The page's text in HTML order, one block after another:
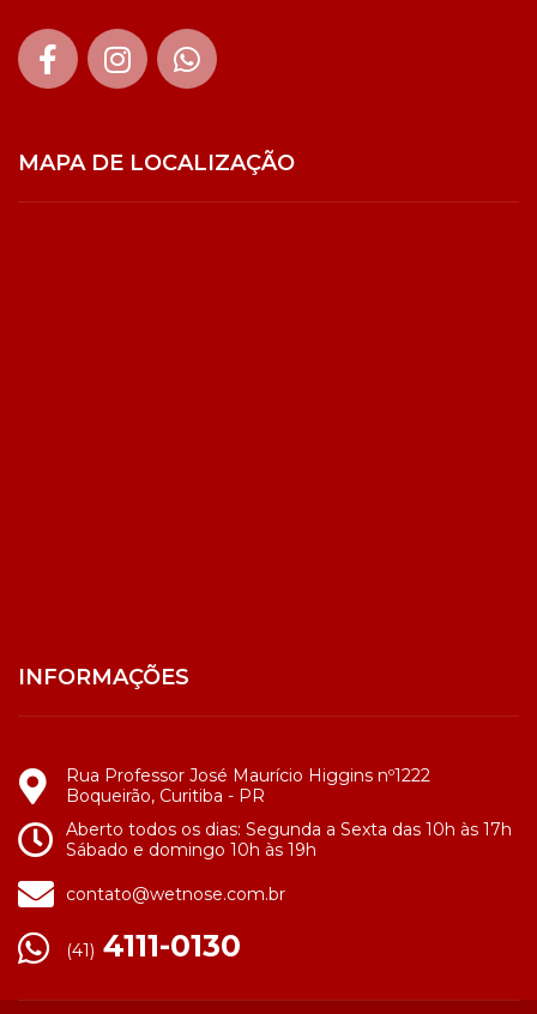
MAPA DE LOCALIZAÇÃO
INFORMAÇÕES
Rua Professor José Maurício Higgins nº1222
Boqueirão, Curitiba - PR
Aberto todos os dias: Segunda a Sexta das 10h às 17h
Sábado e domingo 10h às 19h
contato@wetnose.com.br
(41) 4111-0130